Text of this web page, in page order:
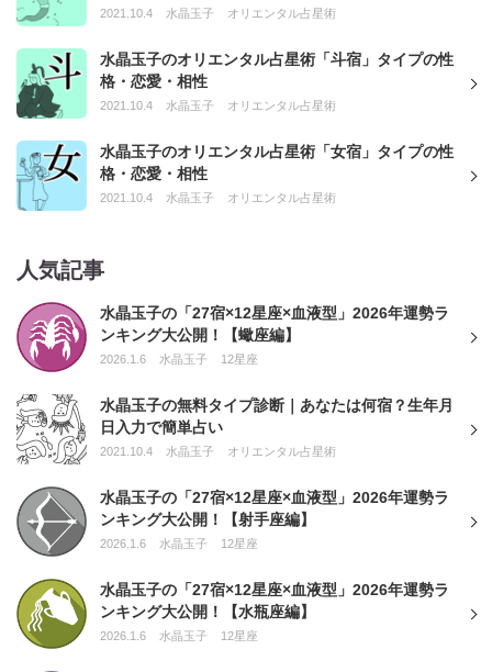
2021.10.4 水晶玉子 オリエンタル占星術
水晶玉子のオリエンタル占星術「斗宿」タイプの性
格・恋愛・相性
2021.10.4 水晶玉子 オリエンタル占星術
水晶玉子のオリエンタル占星術「女宿」タイプの性
格・恋愛・相性
2021.10.4 水晶玉子 オリエンタル占星術
人気記事
水晶玉子の「27宿×12星座×血液型」2026年運勢ラ
ンキング大公開！【蠍座編】
2026.1.6 水晶玉子 12星座
水晶玉子の無料タイプ診断｜あなたは何宿？生年月
日入力で簡単占い
2021.10.4 水晶玉子 オリエンタル占星術
水晶玉子の「27宿×12星座×血液型」2026年運勢ラ
ンキング大公開！【射手座編】
2026.1.6 水晶玉子 12星座
水晶玉子の「27宿×12星座×血液型」2026年運勢ラ
ンキング大公開！【水瓶座編】
2026.1.6 水晶玉子 12星座